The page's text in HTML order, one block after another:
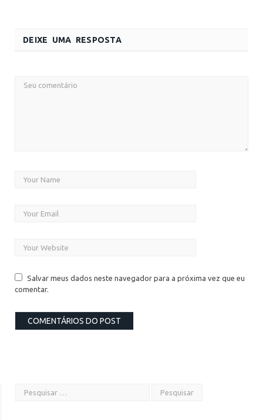
DEIXE UMA RESPOSTA
Salvar meus dados neste navegador para a próxima vez que eu
comentar.